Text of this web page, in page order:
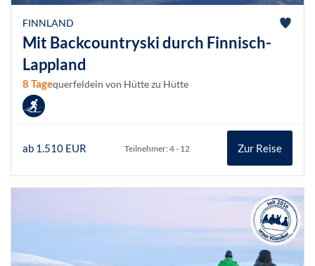
FINNLAND
Mit Backcountryski durch Finnisch-
Lappland
8 Tagequerfeldein von Hütte zu Hütte
ab 1.510 EUR Teilnehmer: 4 - 12 Zur Reise